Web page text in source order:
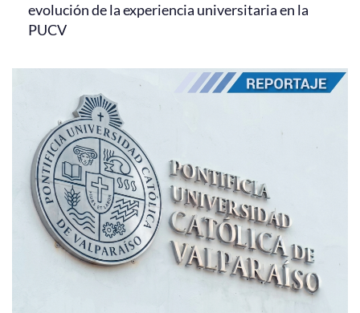
evolución de la experiencia universitaria en la
PUCV